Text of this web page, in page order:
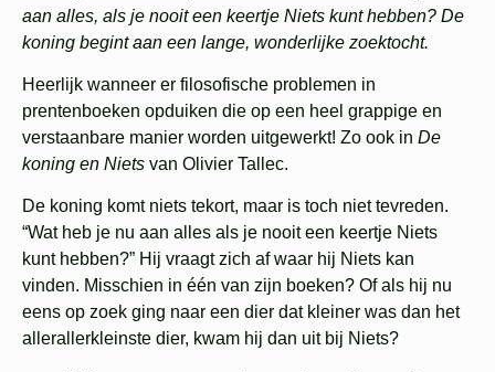
aan alles, als je nooit een keertje Niets kunt hebben? De
koning begint aan een lange, wonderlijke zoektocht.
Heerlijk wanneer er filosofische problemen in
prentenboeken opduiken die op een heel grappige en
verstaanbare manier worden uitgewerkt! Zo ook in De
koning en Niets van Olivier Tallec.
De koning komt niets tekort, maar is toch niet tevreden.
“Wat heb je nu aan alles als je nooit een keertje Niets
kunt hebben?” Hij vraagt zich af waar hij Niets kan
vinden. Misschien in één van zijn boeken? Of als hij nu
eens op zoek ging naar een dier dat kleiner was dan het
allerallerkleinste dier, kwam hij dan uit bij Niets?